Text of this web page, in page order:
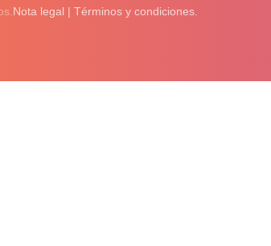
Nota legal | Términos y condiciones.